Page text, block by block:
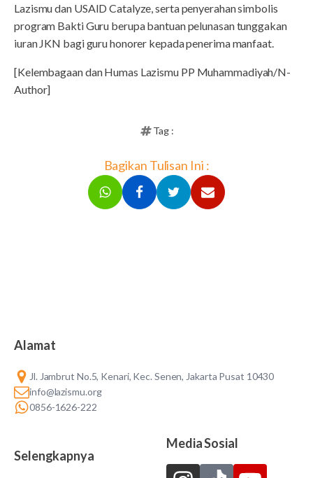
Lazismu dan USAID Catalyze, serta penyerahan simbolis
program Bakti Guru berupa bantuan pelunasan tunggakan
iuran JKN bagi guru honorer kepada penerima manfaat.
[Kelembagaan dan Humas Lazismu PP Muhammadiyah/N-
Author]
Tag :
Bagikan Tulisan Ini :
Alamat
Jl. Jambrut No.5, Kenari, Kec. Senen, Jakarta Pusat 10430
info@lazismu.org
0856-1626-222
Selengkapnya
Media Sosial